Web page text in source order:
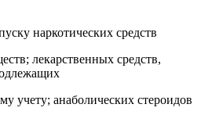
наркотических средств
лекарственных средств,
учету; анаболических стероидов